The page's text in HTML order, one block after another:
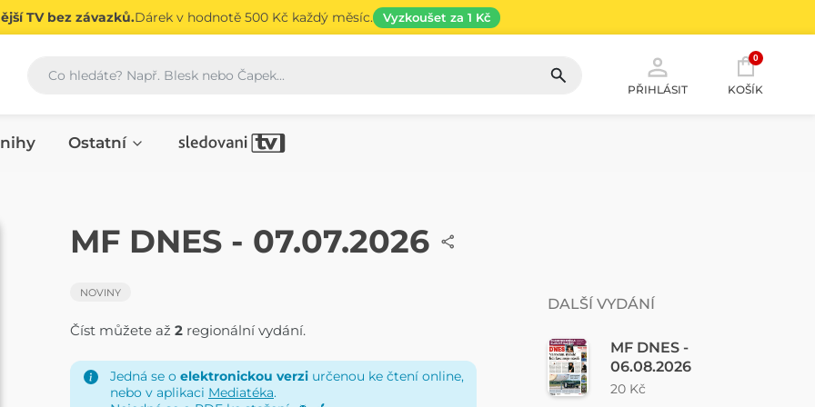
TV bez závazků.Dárek v hodnotě 500 Kč každý měsíc. Vyzkoušet za 1 Kč
Vyhledávání
PŘIHLÁSIT
0
KOŠÍK
Ostatní
NOVINY
MF DNES - 07.07.2026
NOVINY
Číst můžete až 2 regionální vydání.
Jedná se o elektronickou verzi určenou ke čtení online,
nebo v aplikaci Mediatéka.
DALŠÍ VYDÁNÍ
MF DNES -
06.08.2026
20 Kč